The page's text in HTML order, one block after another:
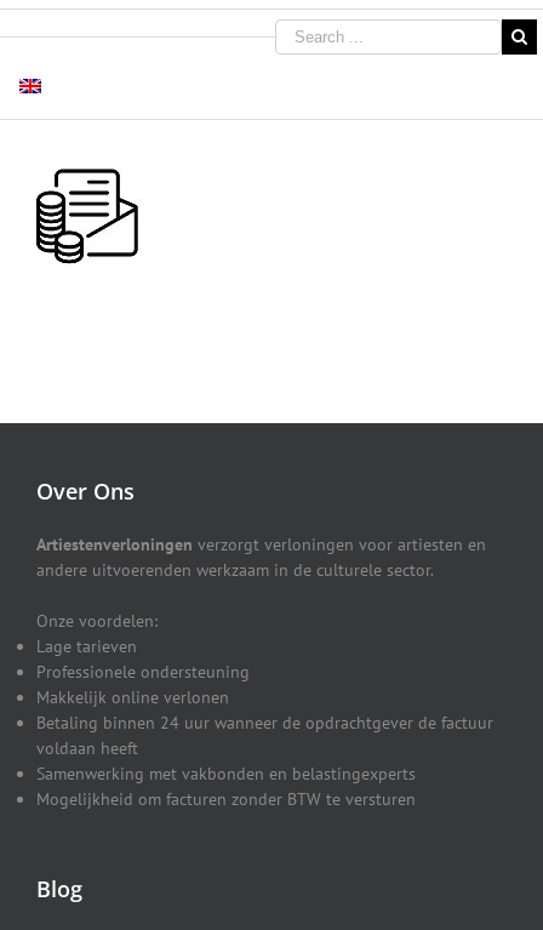
Over Ons
Artiestenverloningen verzorgt verloningen voor artiesten en
andere uitvoerenden werkzaam in de culturele sector.
Onze voordelen:
Lage tarieven
Professionele ondersteuning
Makkelijk online verlonen
Betaling binnen 24 uur wanneer de opdrachtgever de factuur
voldaan heeft
Samenwerking met vakbonden en belastingexperts
Mogelijkheid om facturen zonder BTW te versturen
Blog